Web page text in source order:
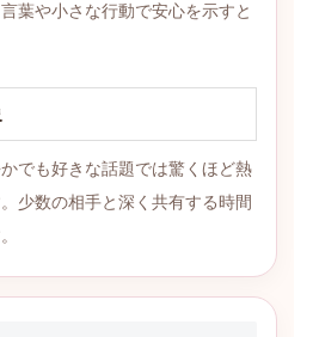
葉や小さな行動で安心を示すと
でも好きな話題では驚くほど熱
少数の相手と深く共有する時間